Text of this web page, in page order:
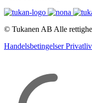
© Tukanen AB Alle
Handelsbetingelser